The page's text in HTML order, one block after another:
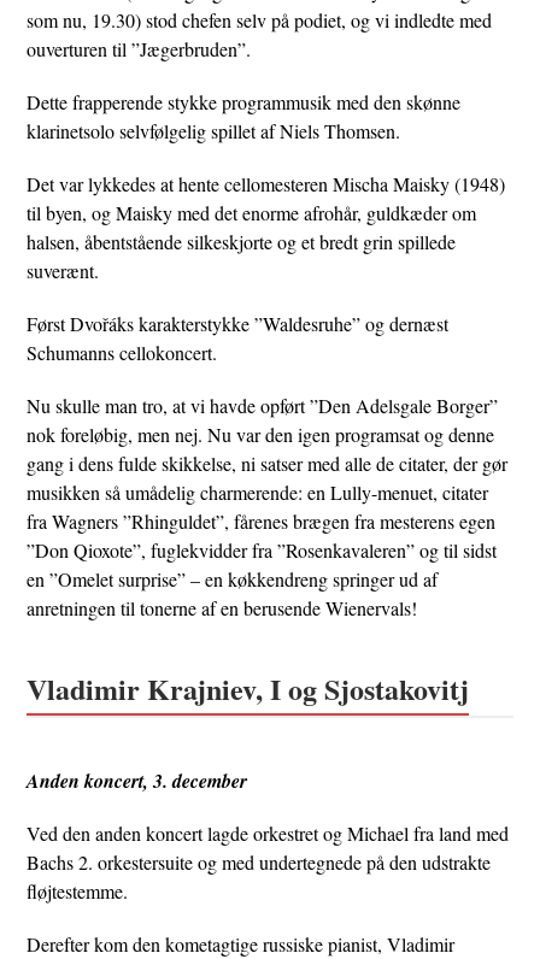
som nu, 19.30) stod chefen selv på podiet, og vi indledte med
ouverturen til ”Jægerbruden”.
Dette frapperende stykke programmusik med den skønne
klarinetsolo selvfølgelig spillet af Niels Thomsen.
Det var lykkedes at hente cellomesteren Mischa Maisky (1948)
til byen, og Maisky med det enorme afrohår, guldkæder om
halsen, åbentstående silkeskjorte og et bredt grin spillede
suverænt.
Først Dvořáks karakterstykke ”Waldesruhe” og dernæst
Schumanns cellokoncert.
Nu skulle man tro, at vi havde opført ”Den Adelsgale Borger”
nok foreløbig, men nej. Nu var den igen programsat og denne
gang i dens fulde skikkelse, ni satser med alle de citater, der gør
musikken så umådelig charmerende: en Lully-menuet, citater
fra Wagners ”Rhinguldet”, fårenes brægen fra mesterens egen
”Don Qioxote”, fuglekvidder fra ”Rosenkavaleren” og til sidst
en ”Omelet surprise” – en køkkendreng springer ud af
anretningen til tonerne af en berusende Wienervals!
Vladimir Krajniev, I og Sjostakovitj
Anden koncert, 3. december
Ved den anden koncert lagde orkestret og Michael fra land med
Bachs 2. orkestersuite og med undertegnede på den udstrakte
fløjtestemme.
Derefter kom den kometagtige russiske pianist, Vladimir